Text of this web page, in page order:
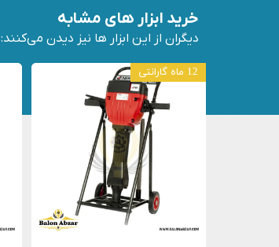
12 ماه گارانتی
خرید ابزار های مشابه
دیگران از این ابزار ها نیز دیدن می‌کنند: